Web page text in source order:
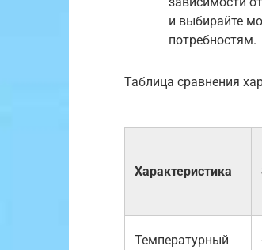
и выбирайте
потребностям.
Таблица сравнения
Характеристика
Температурный